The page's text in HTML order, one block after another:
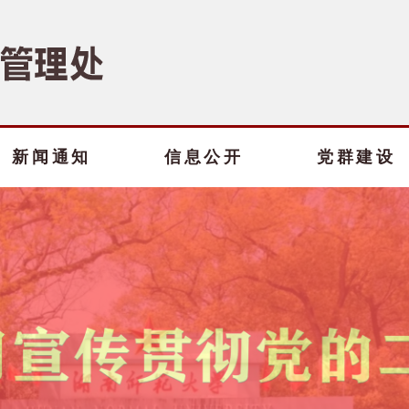
新闻通知 信息公开 党群建设